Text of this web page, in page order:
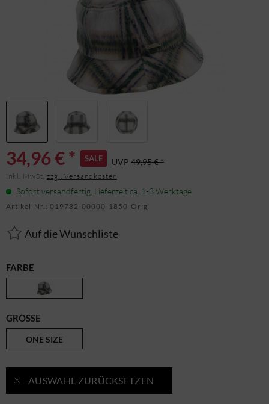
34,96 € * SALE UVP 49,95 € *
inkl. MwSt. zzgl. Versandkosten
Sofort versandfertig, Lieferzeit ca. 1-3 Werktage
Artikel-Nr.: 019782-00000-1850-Orig
Auf die Wunschliste
FARBE
GRÖSSE
ONE SIZE
AUSWAHL ZURÜCKSETZEN